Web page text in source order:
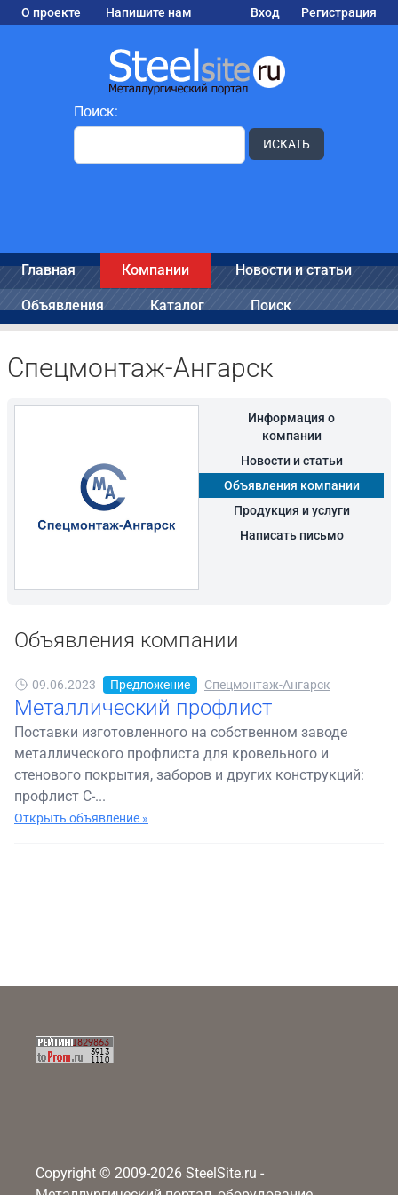
О проекте Напишите нам Вход Регистрация
Поиск:
ИСКАТЬ
Главная Компании Новости и статьи
Объявления Каталог Поиск
Спецмонтаж-Ангарск
Информация о
компании
Новости и статьи
Объявления компании
Продукция и услуги
Написать письмо
Объявления компании
09.06.2023 Предложение Спецмонтаж-Ангарск
Металлический профлист
Поставки изготовленного на собственном заводе
металлического профлиста для кровельного и
стенового покрытия, заборов и других конструкций:
профлист С-...
Открыть объявление »
Copyright © 2009-2026 SteelSite.ru -